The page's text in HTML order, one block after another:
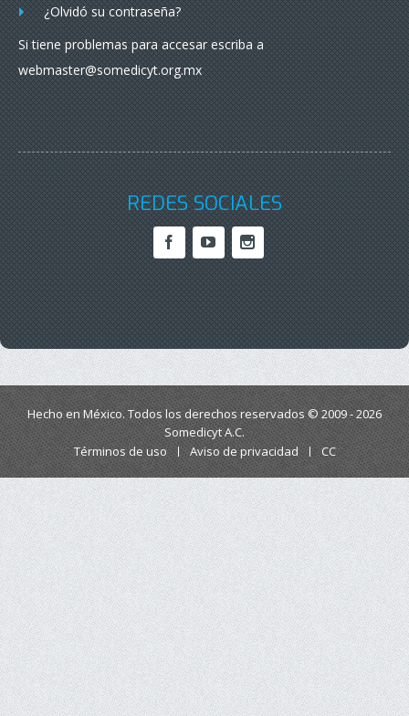
¿Olvidó su contraseña?
Si tiene problemas para accesar escriba a
webmaster@somedicyt.org.mx
REDES SOCIALES
Hecho en México. Todos los derechos reservados © 2009 - 2026
Somedicyt A.C.
Términos de uso
Aviso de privacidad CC